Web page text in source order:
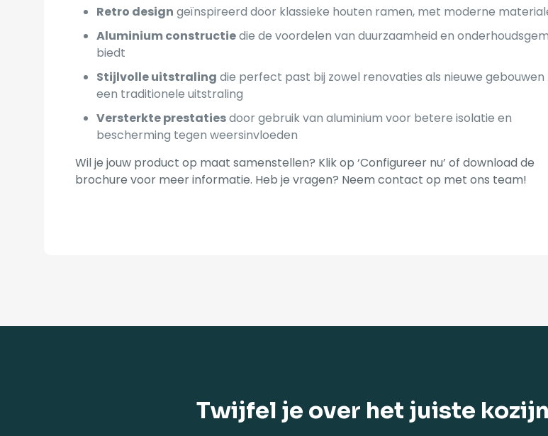
Retro design geïnspireerd door klassieke houten ramen, met moderne
Aluminium constructiedie de voordelen van duurzaamheid en
biedt
Stijlvolle uitstraling die perfect past bij zowel renovaties als nieuwe
een traditionele uitstraling
Versterkte prestatiesdoor gebruik van aluminium voor betere isolatie en
bescherming tegen weersinvloeden
Wil je jouw product op maat samenstellen? Klik op ‘Configureer nu’ of download de
brochure voor meer informatie. Heb je vragen? Neem contact op met ons team!
Twijfel je over het juiste